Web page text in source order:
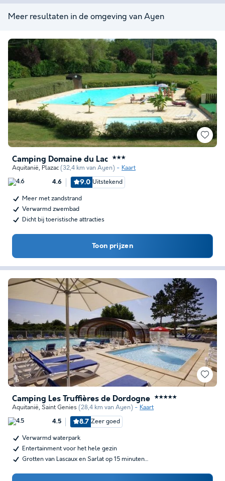
Meer resultaten in de omgeving van Ayen
Camping Domaine du Lac ★★★
Aquitanië, Plazac (32,4 km van Ayen) Kaart
4.6 9.0 Uitstekend
Meer met zandstrand
Verwarmd zwembad
Dicht bij toeristische attracties
Toon prijzen
Camping Les Truffières de Dordogne ★★★★★
Aquitanië, Saint Genies (28,4 km van Ayen) Kaart
4.5 8.7 Zeer goed
Verwarmd waterpark
Entertainment voor het hele gezin
Grotten van Lascaux en Sarlat op 15 minuten…